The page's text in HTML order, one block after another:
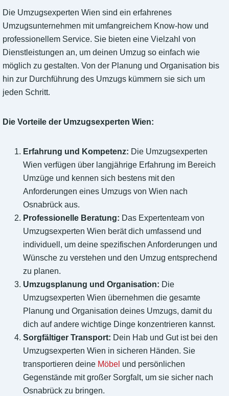
Die Umzugsexperten Wien sind ein erfahrenes
Umzugsunternehmen mit umfangreichem Know-how und
professionellem Service. Sie bieten eine Vielzahl von
Dienstleistungen an, um deinen Umzug so einfach wie
möglich zu gestalten. Von der Planung und Organisation bis
hin zur Durchführung des Umzugs kümmern sie sich um
jeden Schritt.
Die Vorteile der Umzugsexperten Wien:
Erfahrung und Kompetenz: Die Umzugsexperten
Wien verfügen über langjährige Erfahrung im Bereich
Umzüge und kennen sich bestens mit den
Anforderungen eines Umzugs von Wien nach
Osnabrück aus.
Professionelle Beratung: Das Expertenteam von
Umzugsexperten Wien berät dich umfassend und
individuell, um deine spezifischen Anforderungen und
Wünsche zu verstehen und den Umzug entsprechend
zu planen.
Umzugsplanung und Organisation: Die
Umzugsexperten Wien übernehmen die gesamte
Planung und Organisation deines Umzugs, damit du
dich auf andere wichtige Dinge konzentrieren kannst.
Sorgfältiger Transport: Dein Hab und Gut ist bei den
Umzugsexperten Wien in sicheren Händen. Sie
transportieren deine Möbel und persönlichen
Gegenstände mit großer Sorgfalt, um sie sicher nach
Osnabrück zu bringen.